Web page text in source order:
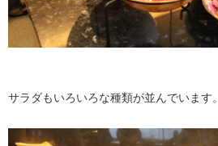
サラダもいろいろな種類が並んでいます。